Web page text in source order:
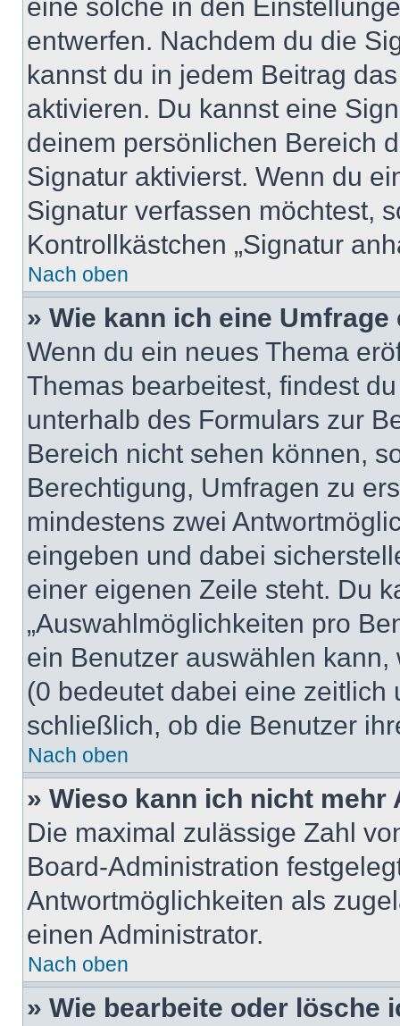
eine solche in den
entwerfen. Nachdem du die
kannst du in jedem Beitrag
aktivieren. Du kannst eine
deinem persönlichen Bereich
Signatur aktivierst. Wenn du
Signatur verfassen möchtest,
Kontrollkästchen „Signatur
Nach oben
» Wie kann ich eine
Wenn du ein neues Thema
Themas bearbeitest, findest
unterhalb des Formulars zur
Bereich nicht sehen können,
Berechtigung, Umfragen zu
mindestens zwei
eingeben und dabei
einer eigenen Zeile steht. Du
„Auswahlmöglichkeiten pro
ein Benutzer auswählen
(0 bedeutet dabei eine
schließlich, ob die Benutzer
Nach oben
» Wieso kann ich nicht
Die maximal zulässige Zahl
Board-Administration
Antwortmöglichkeiten als
einen Administrator.
Nach oben
» Wie bearbeite oder lösche